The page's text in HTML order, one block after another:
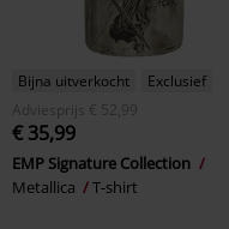
Bijna uitverkocht
Exclusief
Adviesprijs
€ 52,99
€ 35,99
EMP Signature Collection
Metallica
T-shirt